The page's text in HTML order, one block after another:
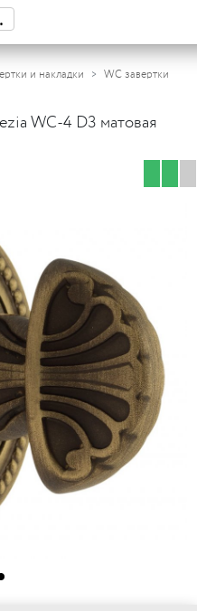
и накладки
WC завертки
WC-4 D3 матовая